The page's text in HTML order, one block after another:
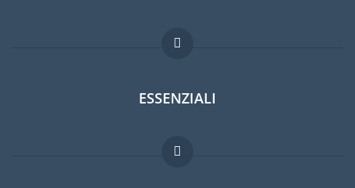
ESSENZIALI
Forum per expat